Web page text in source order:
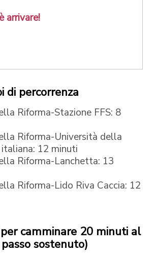
arrivare!
di percorrenza
Riforma-Stazione FFS: 8
Riforma-Università della
italiana: 12 minuti
Riforma-Lanchetta: 13
Riforma-Lido Riva Caccia: 12
camminare 20 minuti al
sostenuto)